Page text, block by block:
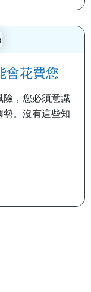
會花費您
險，您必須意識
。沒有這些知